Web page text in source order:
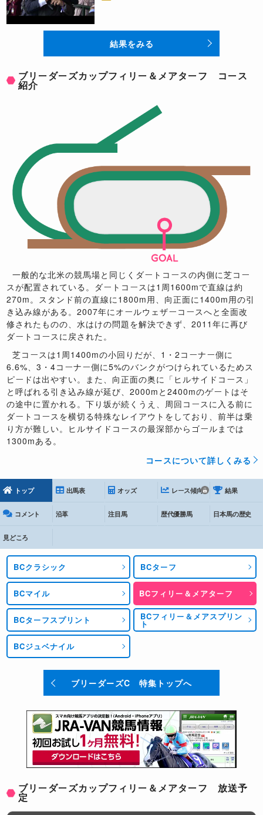
結果をみる
ブリーダーズカップフィリー＆メアターフ コース
紹介
一般的な北米の競馬場と同じくダートコースの内側に芝コー
スが配置されている。ダートコースは1周1600mで直線は約
270m。スタンド前の直線に1800m用、向正面に1400m用の引
き込み線がある。2007年にオールウェザーコースへと全面改
修されたものの、水はけの問題を解決できず、2011年に再び
ダートコースに戻された。
芝コースは1周1400mの小回りだが、1・2コーナー側に
6.6%、3・4コーナー側に5%のバンクがつけられているためス
ピードは出やすい。また、向正面の奥に「ヒルサイドコース」
と呼ばれる引き込み線が延び、2000mと2400mのゲートはそ
の途中に置かれる。下り坂が続くうえ、周回コースに入る前に
ダートコースを横切る特殊なレイアウトをしており、前半は乗
り方が難しい。ヒルサイドコースの最深部からゴールまでは
1300mある。
コースについて詳しくみる
トップ 出馬表 オッズ レース傾向 結果
コメント 沿革 注目馬 歴代優勝馬 日本馬の歴史
見どころ
BCクラシック BCターフ
BCマイル BCフィリー＆メアターフ
BCターフスプリント BCフィリー＆メアスプリン
ト
BCジュベナイル
ブリーダーズC 特集トップへ
ブリーダーズカップフィリー＆メアターフ 放送予
定